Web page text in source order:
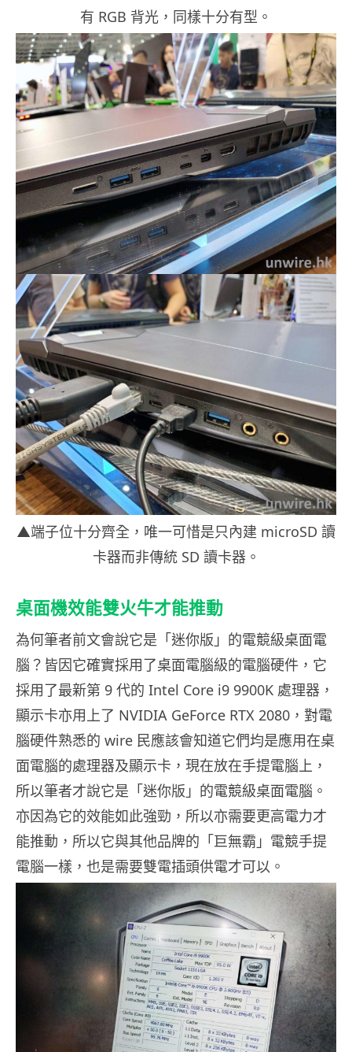
有 RGB 背光，同樣十分有型。
▲端子位十分齊全，唯一可惜是只內建 microSD 讀
卡器而非傳統 SD 讀卡器。
桌面機效能雙火牛才能推動
為何筆者前文會說它是「迷你版」的電競級桌面電
腦？皆因它確實採用了桌面電腦級的電腦硬件，它
採用了最新第 9 代的 Intel Core i9 9900K 處理器，
顯示卡亦用上了 NVIDIA GeForce RTX 2080，對電
腦硬件熟悉的 wire 民應該會知道它們均是應用在桌
面電腦的處理器及顯示卡，現在放在手提電腦上，
所以筆者才說它是「迷你版」的電競級桌面電腦。
亦因為它的效能如此強勁，所以亦需要更高電力才
能推動，所以它與其他品牌的「巨無霸」電競手提
電腦一樣，也是需要雙電插頭供電才可以。